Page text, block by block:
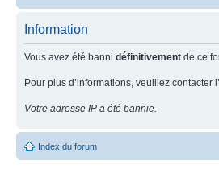
Information
Vous avez été banni définitivement de ce
Pour plus d’informations, veuillez contacter l’
Votre adresse IP a été bannie.
Index du forum